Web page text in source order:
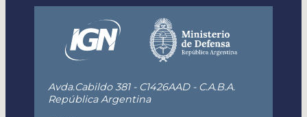
Avda.Cabildo 381 - C1426AAD - C.A.B.A.
República Argentina